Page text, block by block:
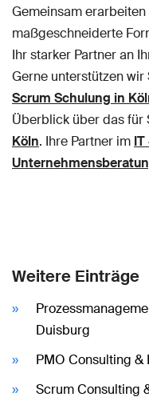
Gemeinsam
maßgeschneiderte
Ihr starker Partner an
Gerne unterstützen
Scrum Schulung in
Überblick über das für
Köln. Ihre Partner im
Weitere Einträge
Duisburg
PMO Consulting
Scrum Consulting